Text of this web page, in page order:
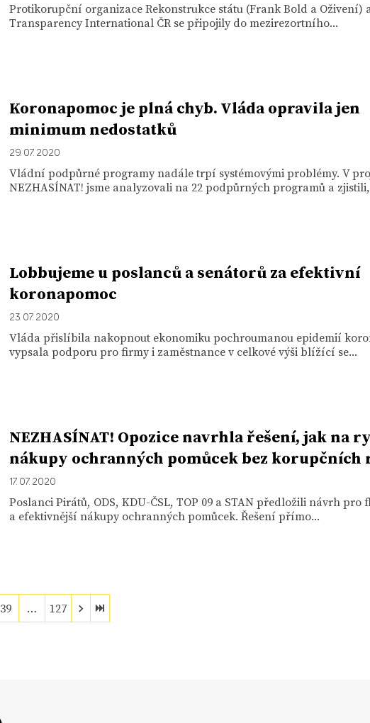
Protikorupční organizace Rekonstrukce státu (Frank Bold a Oživení)
Transparency International ČR se připojily do mezirezortního...
Koronapomoc je plná chyb. Vláda opravila jen
minimum nedostatků
29. 07. 2020
Vládní podpůrné programy nadále trpí systémovými problémy. V
NEZHASÍNAT! jsme analyzovali na 22 podpůrných programů a
Lobbujeme u poslanců a senátorů za efektivní
koronapomoc
23. 07. 2020
Vláda přislíbila nakopnout ekonomiku pochroumanou epidemií
vypsala podporu pro firmy i zaměstnance v celkové výši blížící se...
NEZHASÍNAT! Opozice navrhla řešení, jak na
nákupy ochranných pomůcek bez
17. 07. 2020
Poslanci Pirátů, ODS, KDU-ČSL, TOP 09 a STAN předložili návrh pro
a efektivnější nákupy ochranných pomůcek. Řešení přímo...
39 … 127